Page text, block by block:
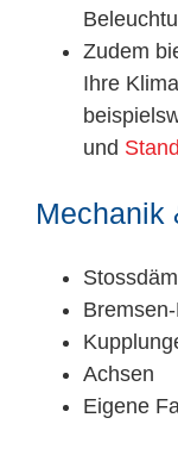
Zudem
Ihre
und
Mechanik
Achsen
Eigene